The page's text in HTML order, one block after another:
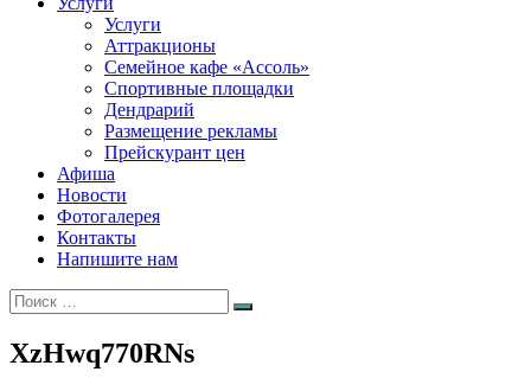
Услуги
Аттракционы
Семейное кафе «Ассоль»
Спортивные площадки
Дендрарий
Размещение рекламы
Прейскурант цен
Афиша
Новости
Фотогалерея
Контакты
Напишите нам
Искать:
Поиск
XzHwq770RNs